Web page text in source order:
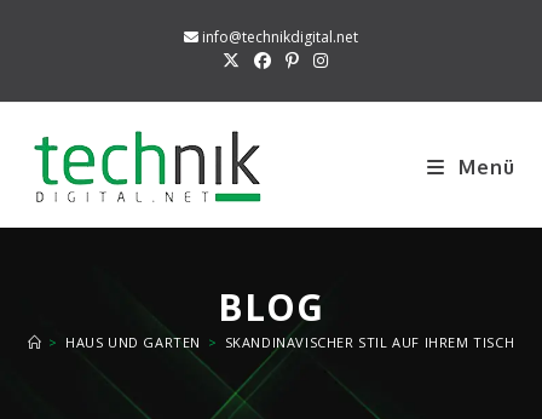
info@technikdigital.net
Menü
BLOG
> HAUS UND GARTEN > SKANDINAVISCHER STIL AUF IHREM TISCH